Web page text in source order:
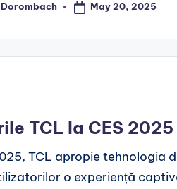
May 20, 2025
TCL la CES 2025
TCL apropie tehnologia
o experiență